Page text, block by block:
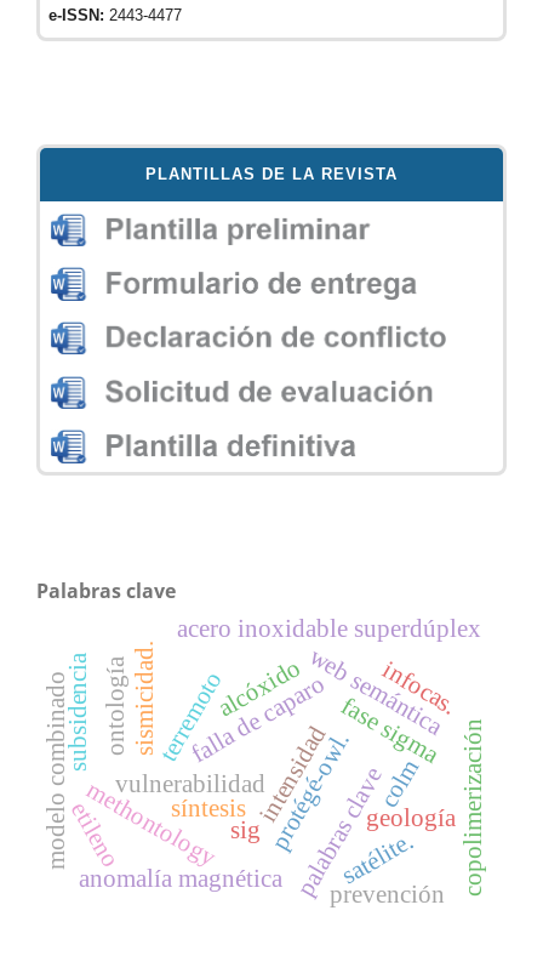
e-ISSN: 2443-4477
PLANTILLAS DE LA REVISTA
Palabras clave
palabras clave
terremoto
intensidad
vulnerabilidad
falla de caparo
sismicidad.
ontología web semántica
methontology protégé-owl.
anomalía magnética
modelo combinado geología
satélite.
sig
subsidencia
colm
prevención
acero inoxidable superdúplex
fase sigma
alcóxido
copolimerización
etileno síntesis
infocas.